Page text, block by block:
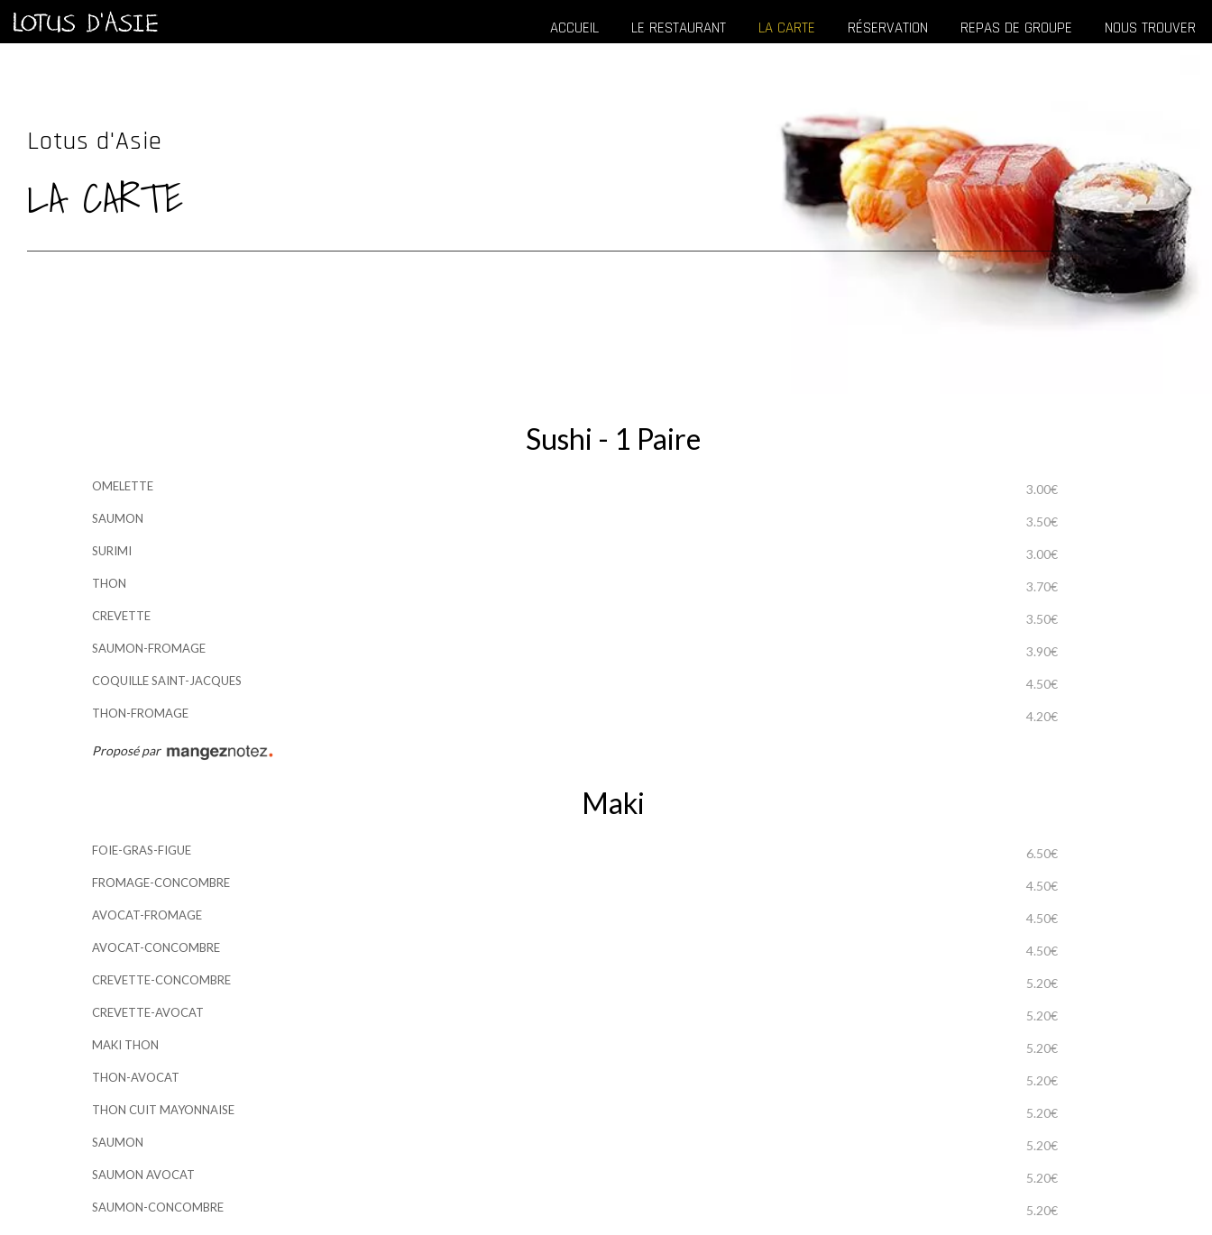
ACCUEIL LE RESTAURANT LA CARTE RÉSERVATION REPAS DE GROUPE NOUS TROUVER
Lotus d'Asie
LA CARTE
Sushi - 1 Paire
OMELETTE 3.00€
SAUMON 3.50€
SURIMI 3.00€
THON 3.70€
CREVETTE 3.50€
SAUMON-FROMAGE 3.90€
COQUILLE SAINT-JACQUES 4.50€
THON-FROMAGE 4.20€
Proposé par
Maki
FOIE-GRAS-FIGUE 6.50€
FROMAGE-CONCOMBRE 4.50€
AVOCAT-FROMAGE 4.50€
AVOCAT-CONCOMBRE 4.50€
CREVETTE-CONCOMBRE 5.20€
CREVETTE-AVOCAT 5.20€
MAKI THON 5.20€
THON-AVOCAT 5.20€
THON CUIT MAYONNAISE 5.20€
SAUMON 5.20€
SAUMON AVOCAT 5.20€
SAUMON-CONCOMBRE 5.20€